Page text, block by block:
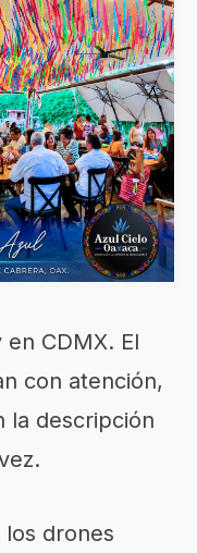
CDMX. El
con atención,
la descripción
drones